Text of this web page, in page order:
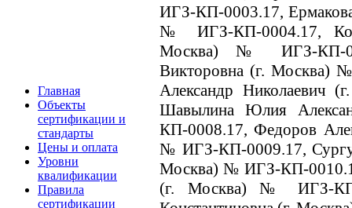
Главная
Объекты
сертификации и
стандарты
Цены и оплата
Уровни
квалификации
Правила
сертификации
ИГЗ-КП-0003.17,
№ ИГЗ-КП-0004.17,
Москва) № ИГЗ-КП-
Викторовна (г. Москва)
Александр
Шавылина Юлия
КП-0008.17, Федоров
№ ИГЗ-КП-0009.17,
Москва) № ИГЗ-КП-
(г. Москва) № ИГЗ-КП-